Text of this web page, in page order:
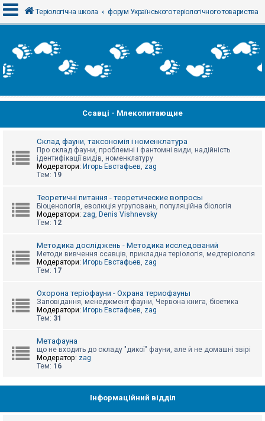
х
і
т
р
а
б
е
д
п
о
е
й
А
и
Теріологічна школа форум Українського теріологічного товариства
Ссавці - Млекопитающие
Склад фауни, таксономія і номенклатура
Про склад фауни, проблемні і фантомні види, надійність
ідентифікації видів, номенклатуру
Модератори: Игорь Евстафьев, zag
Тем: 19
Теоретичні питання - теоретические вопросы
Біоценологія, еволюція угруповань, популяційна біологія
Модератори: zag, Denis Vishnevsky
Тем: 12
Методика досліджень - Методика исследований
Методи вивчення ссавців, прикладна теріологія, медтеріологія
Модератори: Игорь Евстафьев, zag
Тем: 17
Охорона теріофауни - Охрана териофауны
Заповідання, менеджмент фауни, Червона книга, біоетика
Модератори: Игорь Евстафьев, zag
Тем: 31
Метафауна
що не входить до складу "дикої" фауни, але й не домашні звірі
Модератор: zag
Тем: 16
Інформаційний відділ